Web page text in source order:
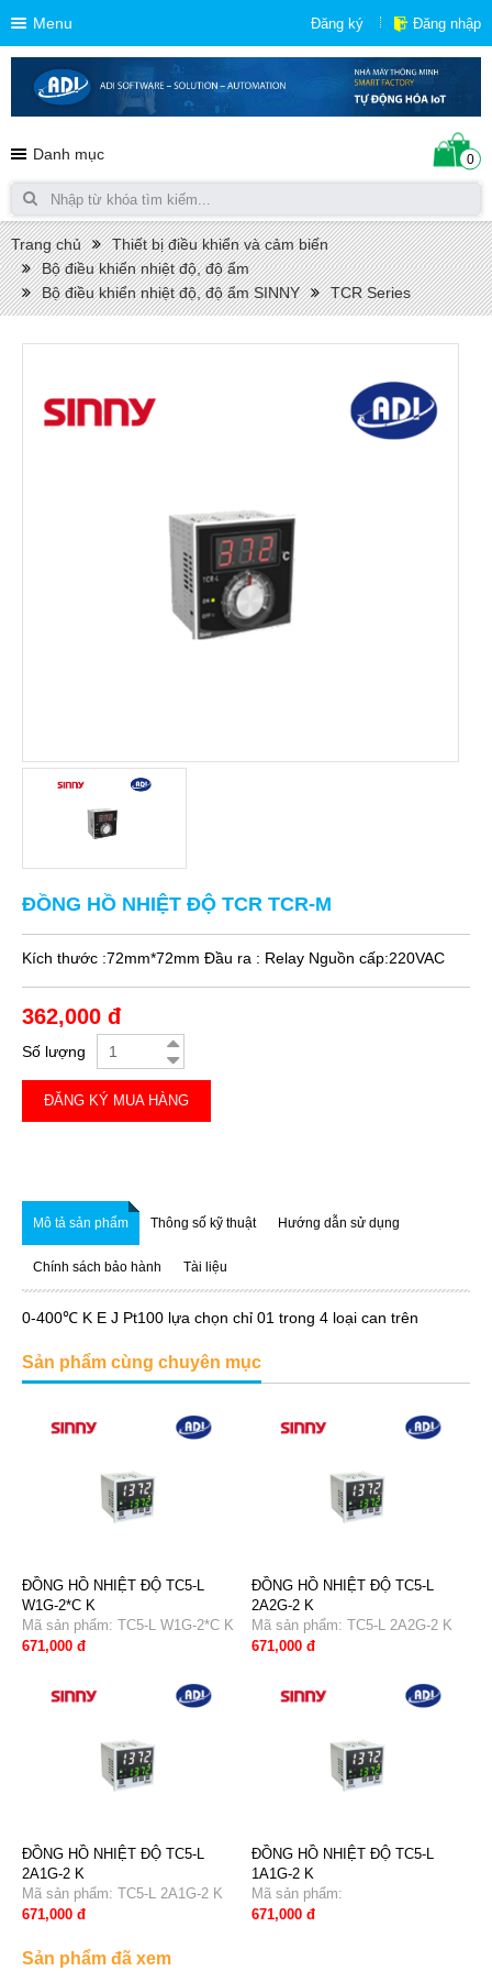
Menu Đăng ký Đăng nhập
Danh mục 0
Trang chủ
Thiết bị điều khiển và cảm biến
Bộ điều khiển nhiệt độ, độ ẩm
Bộ điều khiển nhiệt độ, độ ẩm SINNY
TCR Series
ĐỒNG HỒ NHIỆT ĐỘ TCR TCR-M
Kích thước :72mm*72mm Đầu ra : Relay Nguồn cấp:220VAC
362,000 đ
Số lượng
ĐĂNG KÝ MUA HÀNG
Mô tả sản phẩm Thông số kỹ thuật Hướng dẫn sử dụng
Chính sách bảo hành Tài liệu
0-400℃ K E J Pt100 lựa chọn chỉ 01 trong 4 loại can trên
Sản phẩm cùng chuyên mục
ĐỒNG HỒ NHIỆT ĐỘ TC5-L
W1G-2*C K
Mã sản phẩm: TC5-L W1G-2*C K
671,000 đ
ĐỒNG HỒ NHIỆT ĐỘ TC5-L
2A2G-2 K
Mã sản phẩm: TC5-L 2A2G-2 K
671,000 đ
ĐỒNG HỒ NHIỆT ĐỘ TC5-L
2A1G-2 K
Mã sản phẩm: TC5-L 2A1G-2 K
671,000 đ
ĐỒNG HỒ NHIỆT ĐỘ TC5-L
1A1G-2 K
Mã sản phẩm:
671,000 đ
Sản phẩm đã xem